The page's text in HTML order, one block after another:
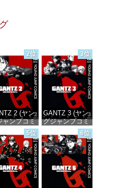
2位
2 (ヤン
ャンプコミ
スDIGITAL)
価格：¥100
3位
GANTZ 3 (ヤン
グジャンプコミ
ックスDIGITAL)
価格：¥100
5位 6位